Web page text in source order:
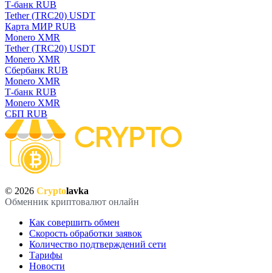
Т-банк RUB
Tether (TRC20) USDT
Карта МИР RUB
Monero XMR
Tether (TRC20) USDT
Monero XMR
Сбербанк RUB
Monero XMR
Т-банк RUB
Monero XMR
СБП RUB
© 2026 Cryptolavka
Обменник криптовалют онлайн
Как совершить обмен
Скорость обработки заявок
Количество подтверждений сети
Тарифы
Новости